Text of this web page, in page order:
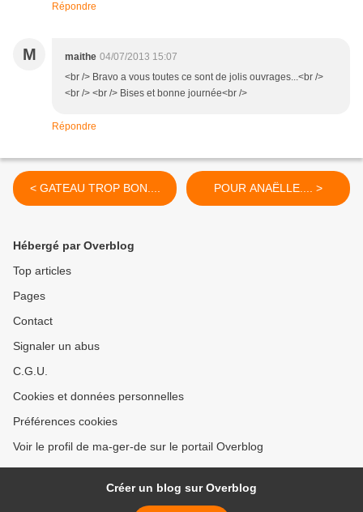
Répondre
M maithe 04/07/2013 15:07
<br /> Bravo a vous toutes ce sont de jolis ouvrages...<br />
<br /> <br /> Bises et bonne journée<br />
Répondre
< GATEAU TROP BON.... POUR ANAËLLE.... >
Hébergé par Overblog
Top articles
Pages
Contact
Signaler un abus
C.G.U.
Cookies et données personnelles
Préférences cookies
Voir le profil de ma-ger-de sur le portail Overblog
Créer un blog sur Overblog